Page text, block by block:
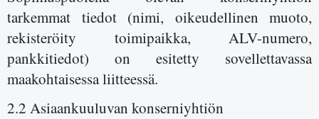
tarkemmat tiedot (nimi, oikeudellinen muoto,
rekisteröity toimipaikka, ALV-numero,
pankkitiedot) on esitetty sovellettavassa
maakohtaisessa liitteessä.
2.2 Asiaankuuluvan konserniyhtiön